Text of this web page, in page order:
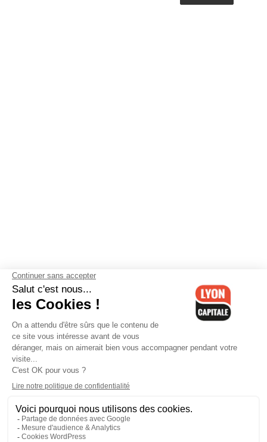
Contactez-nous-Mentions légales-CGV-Politique de
confidentialité-Gestion des cookies